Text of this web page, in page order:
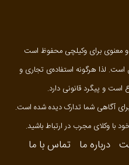
است. لذا هرگونه استفاده‌ی تجاری و
است و پیگرد قانونی دارد.
آگاهی شما تدارک دیده شده است.
با وکلای مجرب در ارتباط باشید.
درباره ما تماس با ما